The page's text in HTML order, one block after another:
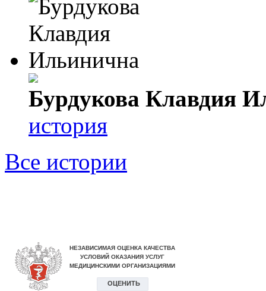
Бурдукова Клавдия
история
Все истории